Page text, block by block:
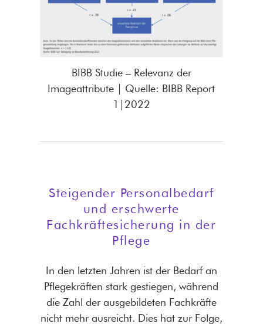
BIBB Studie – Relevanz der
Imageattribute | Quelle: BIBB Report
1|2022
Steigender Personalbedarf
und erschwerte
Fachkräftesicherung in der
Pflege
In den letzten Jahren ist der Bedarf an
Pflegekräften stark gestiegen, während
die Zahl der ausgebildeten Fachkräfte
nicht mehr ausreicht. Dies hat zur Folge,